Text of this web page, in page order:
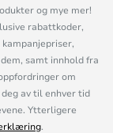
og mye mer!
rabattkoder,
samt innhold fra
om
av til enhver tid
Ytterligere
.